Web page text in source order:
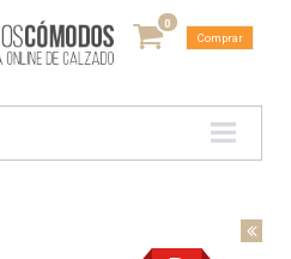
0
Comprar